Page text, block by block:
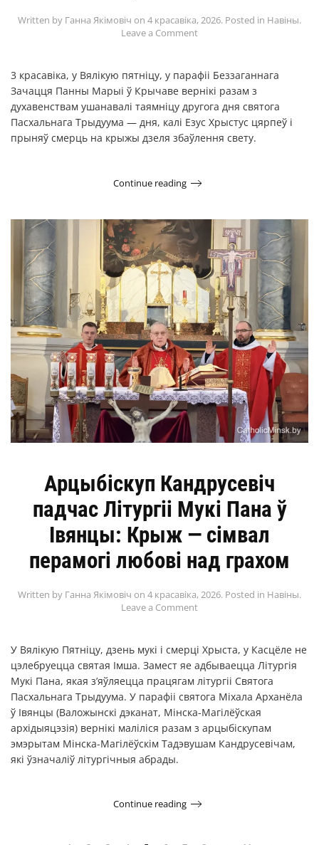
Written by Ганна Якімовіч on 4 красавіка, 2026. Posted in Навіны.
Leave a Comment
3 красавіка, у Вялікую пятніцу, у парафіі Беззаганнага
Зачацця Панны Марыі ў Крычаве вернікі разам з
духавенствам ушанавалі таямніцу другога дня святога
Пасхальнага Трыдуума — дня, калі Езус Хрыстус цярпеў і
прыняў смерць на крыжы дзеля збаўлення свету.
Continue reading
Арцыбіскуп Кандрусевіч
падчас Літургіі Мукі Пана ў
Івянцы: Крыж — сiмвал
перамогi любовi над грахом
Written by Ганна Якімовіч on 4 красавіка, 2026. Posted in Навіны.
Leave a Comment
У Вялікую Пятніцу, дзень мукі і смерці Хрыста, у Касцёле не
цэлебруецца святая Імша. Замест яе адбываецца Літургія
Мукі Пана, якая з’яўляецца працягам літургіі Святога
Пасхальнага Трыдуума. У парафіі святога Міхала Арханёла
ў Івянцы (Валожынскі дэканат, Мінска-Магілёўская
архідыяцэзія) вернікі маліліся разам з арцыбіскупам
эмэрытам Мінска-Магілёўскім Тадэвушам Кандрусевічам,
які ўзначаліў літургічныя абрады.
Continue reading